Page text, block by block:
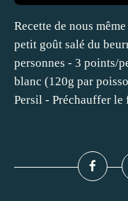
Recette de nous
petit goût salé du
personnes - 3 points/
blanc (120g par
Persil - Préchauffer le